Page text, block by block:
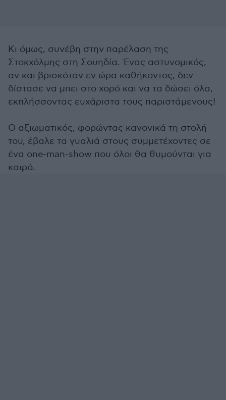
Κι όμως, συνέβη στην παρέλαση της
Στοκχόλμης στη Σουηδία. Ένας αστυνομικός,
αν και βρισκόταν εν ώρα καθήκοντος, δεν
δίστασε να μπει στο χορό και να τα δώσει όλα,
εκπλήσσοντας ευχάριστα τους παριστάμενους!
Ο αξιωματικός, φορώντας κανονικά τη στολή
του, έβαλε τα γυαλιά στους συμμετέχοντες σε
ένα one-man-show που όλοι θα θυμούνται για
καιρό.